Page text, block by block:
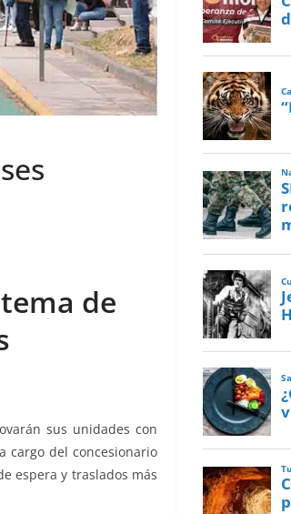
de
sus unidades con
cargo del concesionario
espera y traslados más